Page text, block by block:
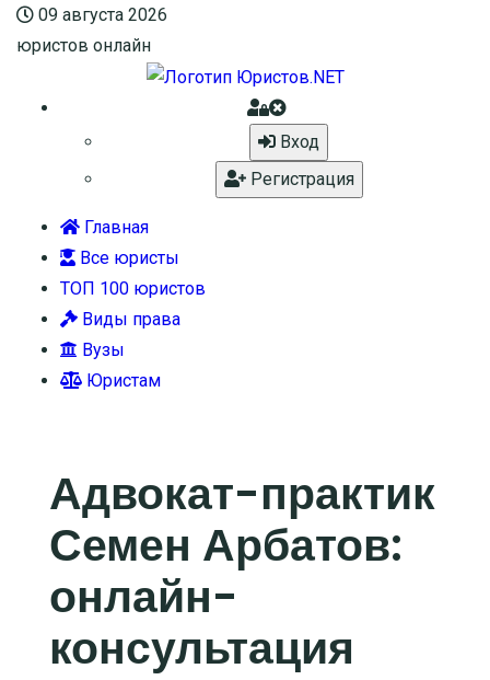
09 августа 2026
юристов онлайн
Вход
Регистрация
Главная
Все юристы
ТОП 100 юристов
Виды права
Вузы
Юристам
Адвокат-практик
Семен Арбатов:
онлайн-
консультация